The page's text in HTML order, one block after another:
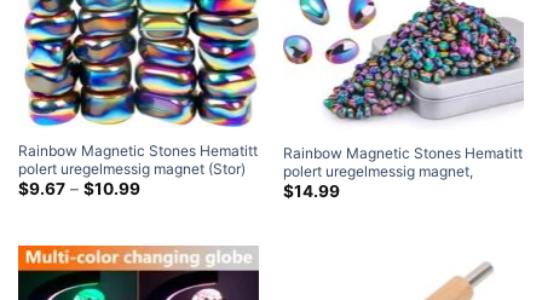
Rainbow Magnetic Stones Hematitt
polert uregelmessig magnet (Stor)
$9.67 – $10.99Prisklasse:
Rainbow Magnetic Stones Hematitt
polert uregelmessig magnet,
Magnet Leker Skrivebord Leker for
$14.99